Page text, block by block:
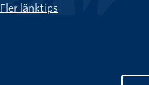
Fler länktips